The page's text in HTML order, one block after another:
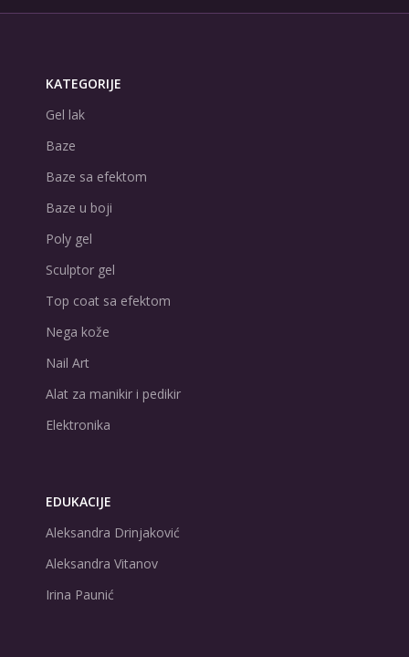
KATEGORIJE
Gel lak
Baze
Baze sa efektom
Baze u boji
Poly gel
Sculptor gel
Top coat sa efektom
Nega kože
Nail Art
Alat za manikir i pedikir
Elektronika
EDUKACIJE
Aleksandra Drinjaković
Aleksandra Vitanov
Irina Paunić